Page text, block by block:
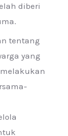
diberi
tentang
yang